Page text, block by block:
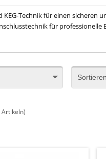
KEG-Technik für einen
für professionelle
Artikeln)